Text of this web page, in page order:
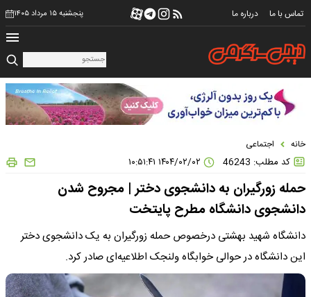
تماس با ما درباره ما پنجشنبه ۱۵ مرداد ۱۴۰۵
خانه اجتماعی
کد مطلب: 46243
حمله زورگیران به دانشجوی دختر | مجروح شدن
دانشجوی دانشگاه مطرح پایتخت
دانشگاه شهید بهشتی درخصوص حمله زورگیران به یک دانشجوی دختر
این دانشگاه در حوالی خوابگاه ولنجک اطلاعیه‌ای صادر کرد.